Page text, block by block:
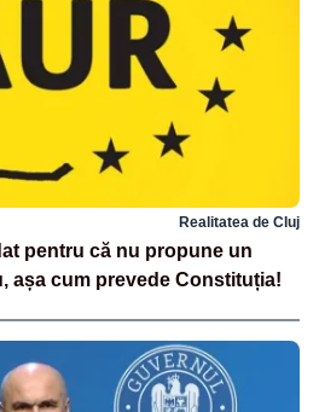
Realitatea de Cluj
pentru că nu propune un
așa cum prevede Constituția!